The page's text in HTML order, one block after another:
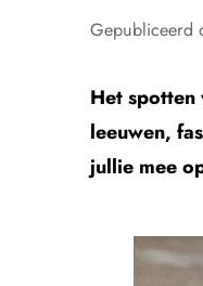
Gepubliceerd
Het
leeuwen,
jullie mee